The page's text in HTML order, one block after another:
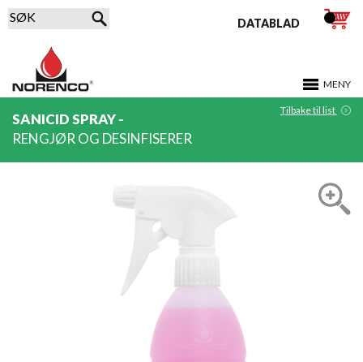
MENY
DATABLAD
SANICID SPRAY -
RENGJØR OG DESINFISERER
Tilbake til list